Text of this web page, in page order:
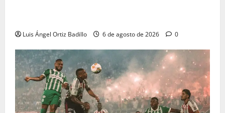
Luis Ángel Ortiz Badillo 6 de agosto de 2026 0